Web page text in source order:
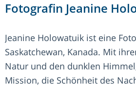
Fotografin Jeanine
Jeanine Holowatuik ist eine
Saskatchewan, Kanada. Mit
Natur und den dunklen
Mission, die Schönheit des